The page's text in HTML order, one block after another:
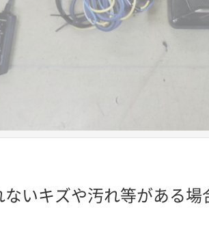
ないキズや汚れ等がある場